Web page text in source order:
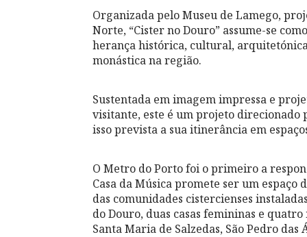
Organizada pelo Museu de Lamego,
Norte, “Cister no Douro” assume-se
herança histórica, cultural,
monástica na região.
Sustentada em imagem impressa e
visitante, este é um projeto
isso prevista a sua itinerância em
O Metro do Porto foi o primeiro a
Casa da Música promete ser um
das comunidades cistercienses
do Douro, duas casas femininas e
Santa Maria de Salzedas, São Pedro